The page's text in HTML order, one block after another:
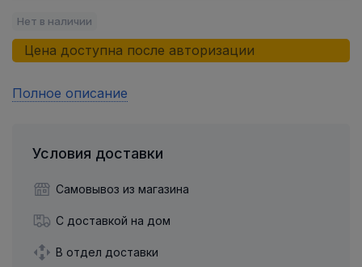
Нет в наличии
Цена доступна после авторизации
Полное описание
Условия доставки
Самовывоз из магазина
С доставкой на дом
В отдел доставки